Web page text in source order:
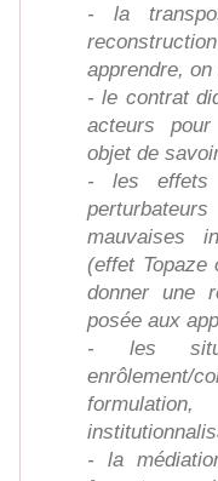
- la
apprendre,
- le contrat
acteurs
objet de
- les effets
mauvaises
(effet Topaze
donner une
posée aux
- les
enrôlement/
- la